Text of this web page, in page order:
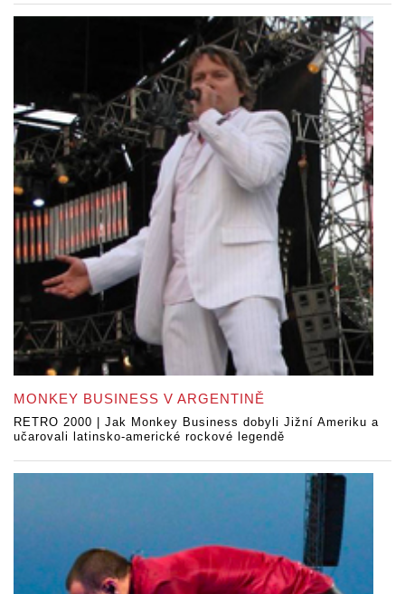
MONKEY BUSINESS V ARGENTINĚ
RETRO 2000 | Jak Monkey Business dobyli Jižní Ameriku a
učarovali latinsko-americké rockové legendě